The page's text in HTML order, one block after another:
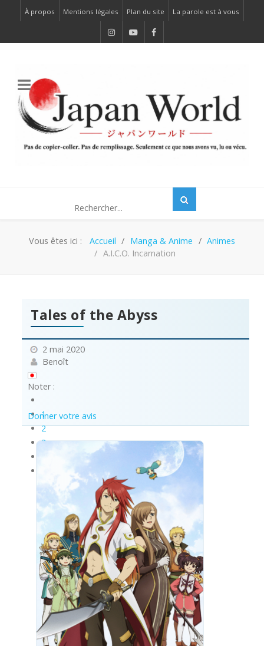
À propos Mentions légales Plan du site La parole est à vous
Vous êtes ici : Accueil Manga & Anime
Animes
A.I.C.O. Incarnation
Tales of the Abyss
2 mai 2020
Benoît
Noter :
1
2
3
4
Donner votre avis